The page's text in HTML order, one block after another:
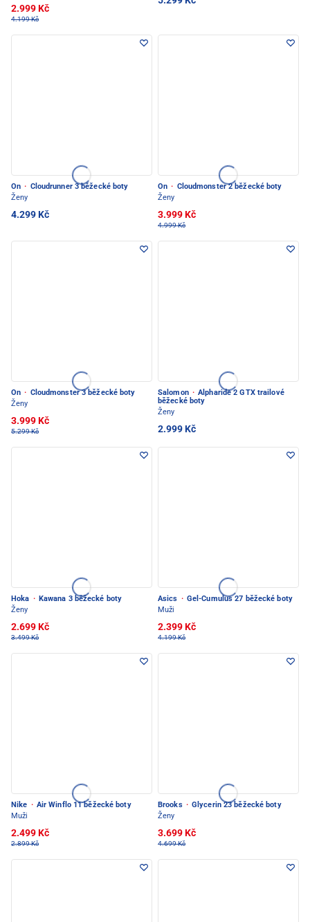
2.999 Kč
4.199 Kč
On · Cloudrunner 3 běžecké boty
Ženy
4.299 Kč
On · Cloudmonster 2 běžecké boty
Ženy
3.999 Kč
4.999 Kč
On · Cloudmonster 3 běžecké boty
Ženy
3.999 Kč
5.299 Kč
Salomon · Alpharide 2 GTX trailové
běžecké boty
Ženy
2.999 Kč
Hoka · Kawana 3 běžecké boty
Ženy
2.699 Kč
3.499 Kč
Asics · Gel-Cumulus 27 běžecké boty
Muži
2.399 Kč
4.199 Kč
Nike · Air Winflo 11 běžecké boty
Muži
2.499 Kč
2.899 Kč
Brooks · Glycerin 23 běžecké boty
Ženy
3.699 Kč
4.699 Kč